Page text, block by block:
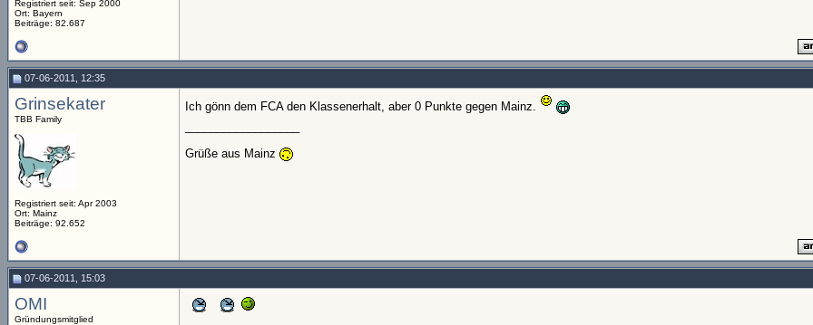
Registriert seit: Sep 2000
Ort: Bayern
Beiträge: 82.687
07-06-2011, 12:35
Grinsekater
TBB Family
Registriert seit: Apr 2003
Ort: Mainz
Beiträge: 92.652
Ich gönn dem FCA den Klassenerhalt, aber 0 Punkte gegen Mainz.
Grüße aus Mainz
07-06-2011, 15:03
OMI
Gründungsmitglied